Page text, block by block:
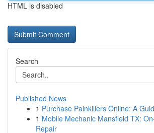
HTML is disabled
Search
Published News
1 Purchase Painkillers Online: A
1 Mobile Mechanic Mansfield TX:
Repair